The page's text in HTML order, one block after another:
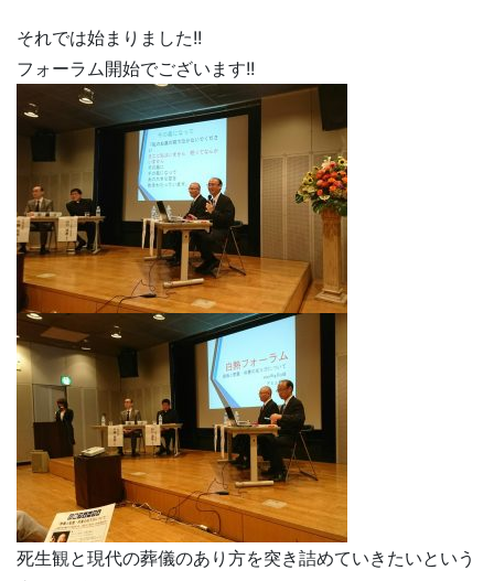
それでは始まりました!!
フォーラム開始でございます!!
死生観と現代の葬儀のあり方を突き詰めていきたいという